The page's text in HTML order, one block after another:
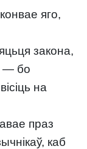
яго,
закона,
— бо
на
праз
каб